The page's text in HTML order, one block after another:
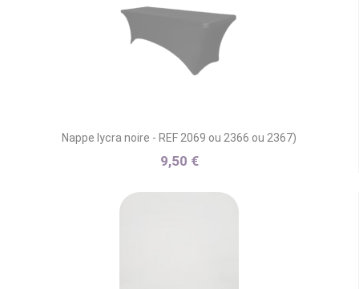
Nappe lycra noire - REF 2069 ou 2366 ou 2367)
9,50 €